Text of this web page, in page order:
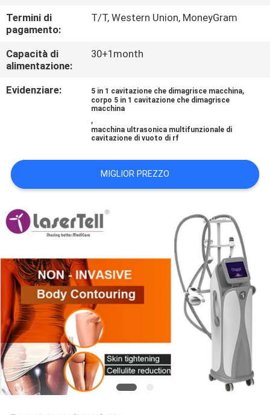
MAPPA
DEL
SITO
PRIVACY
Termini di
pagamento:
T/T, Western Union, MoneyGram
Capacità di
alimentazione:
30+1month
Evidenziare: 5 in 1 cavitazione che dimagrisce macchina,
corpo 5 in 1 cavitazione che dimagrisce
macchina
,
macchina ultrasonica multifunzionale di
cavitazione di vuoto di rf
MIGLIOR PREZZO